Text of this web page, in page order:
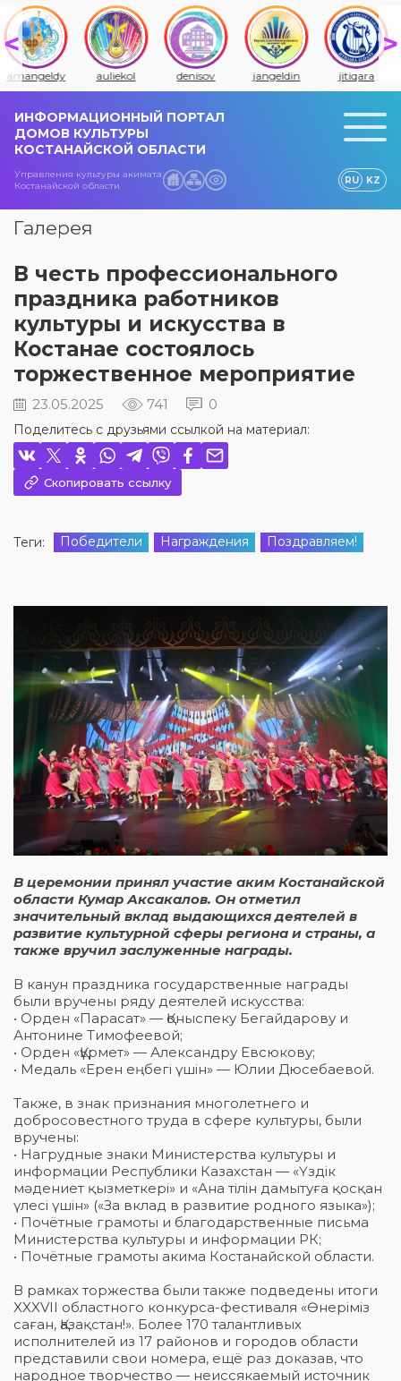
amangeldy auliekol denisov jangeldin jitiqara
ИНФОРМАЦИОННЫЙ ПОРТАЛ
ДОМОВ КУЛЬТУРЫ
КОСТАНАЙСКОЙ ОБЛАСТИ
Управления культуры акимата
Костанайской области
RU KZ
Галерея
В честь профессионального
праздника работников
культуры и искусства в
Костанае состоялось
торжественное мероприятие
23.05.2025 741 0
Поделитесь с друзьями ссылкой на материал:
Скопировать ссылку
Теги: Победители Награждения Поздравляем!
В церемонии принял участие аким Костанайской
области Кумар Аксакалов. Он отметил
значительный вклад выдающихся деятелей в
развитие культурной сферы региона и страны, а
также вручил заслуженные награды.
В канун праздника государственные награды
были вручены ряду деятелей искусства:
• Орден «Парасат» — Қоныспеку Бегайдарову и
Антонине Тимофеевой;
• Орден «Құрмет» — Александру Евсюкову;
• Медаль «Ерен еңбегі үшін» — Юлии Дюсебаевой.
Также, в знак признания многолетнего и
добросовестного труда в сфере культуры, были
вручены:
• Нагрудные знаки Министерства культуры и
информации Республики Казахстан — «Үздік
мәдениет қызметкері» и «Ана тілін дамытуға қосқан
үлесі үшін» («За вклад в развитие родного языка»);
• Почётные грамоты и благодарственные письма
Министерства культуры и информации РК;
• Почётные грамоты акима Костанайской области.
В рамках торжества были также подведены итоги
XXXVII областного конкурса-фестиваля «Өнеріміз
саған, Қазақстан!». Более 170 талантливых
исполнителей из 17 районов и городов области
представили свои номера, ещё раз доказав, что
народное творчество — неиссякаемый источник